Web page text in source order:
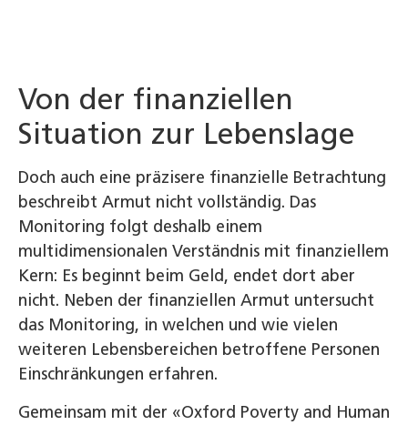
Von der finanziellen
Situation zur Lebenslage
Doch auch eine präzisere finanzielle Betrachtung
beschreibt Armut nicht vollständig. Das
Monitoring folgt deshalb einem
multidimensionalen Verständnis mit finanziellem
Kern: Es beginnt beim Geld, endet dort aber
nicht. Neben der finanziellen Armut untersucht
das Monitoring, in welchen und wie vielen
weiteren Lebensbereichen betroffene Personen
Einschränkungen erfahren.
Gemeinsam mit der «Oxford Poverty and Human